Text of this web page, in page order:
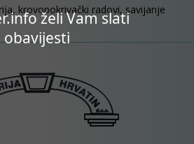
želi Vam slati
obavijesti
krovopokrivački radovi, savijanje